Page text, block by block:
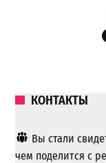
КОНТАКТЫ
Вы стали
чем поделится с